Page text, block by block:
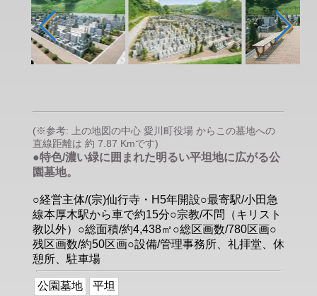
(※参考: 上の地図の中心 愛川町役場 からこの墓地への
直線距離は 約 7.87 Kmです)
●特色/濃い緑に囲まれた明るい平坦地に広がる公
園墓地。
○経営主体/(宗)仙行寺・H5年開設○最寄駅/小田急
線本厚木駅から車で約15分○宗教/不問（キリスト
教以外）○総面積/約4,438㎡○総区画数/780区画○
残区画数/約50区画○設備/管理事務所、礼拝堂、休
憩所、駐車場
公園墓地 平坦